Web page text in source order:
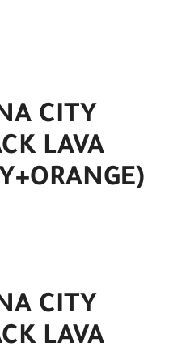
CITY
LAVA
CITY
LAVA